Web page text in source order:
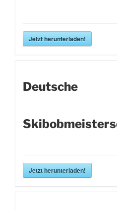
Jetzt herunterladen!
Deutsche
Jetzt herunterladen!